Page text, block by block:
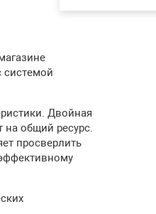
системой
Двойная
на общий ресурс.
просверлить